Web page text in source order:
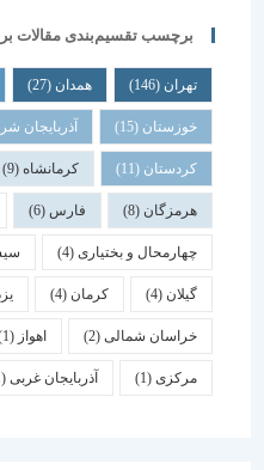
برچسب تقسیم‌بندی مقالات براساس
همدان اصفهان
خوزستان(15) آذربایجان شرقی(12)
کردستان(11) کرمانشاه(9)
هرمزگان(8) فارس
چهارمحال و بختیاری (4) سیستان و
کرمان یزد
خراسان شمالی(2) اهواز
(1) آذربایجان غربی(1)